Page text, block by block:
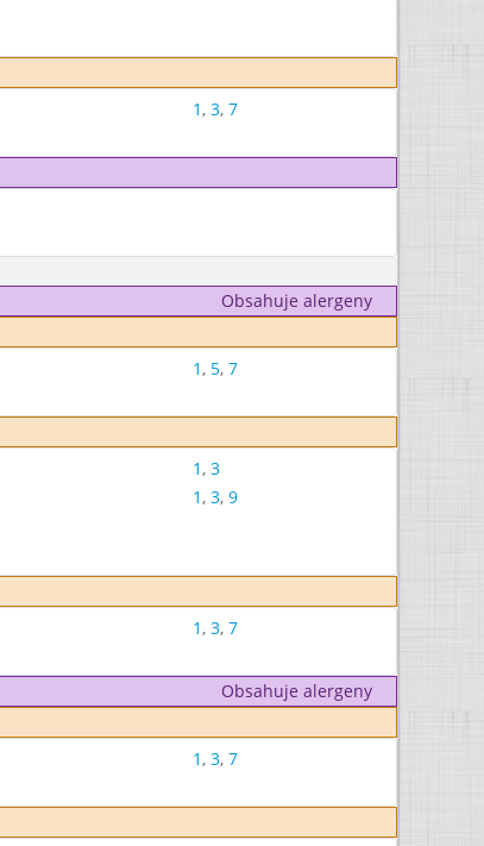
1, 3, 7
Obsahuje alergeny
1, 5, 7
1, 3
1, 3, 9
1, 3, 7
Obsahuje alergeny
1, 3, 7